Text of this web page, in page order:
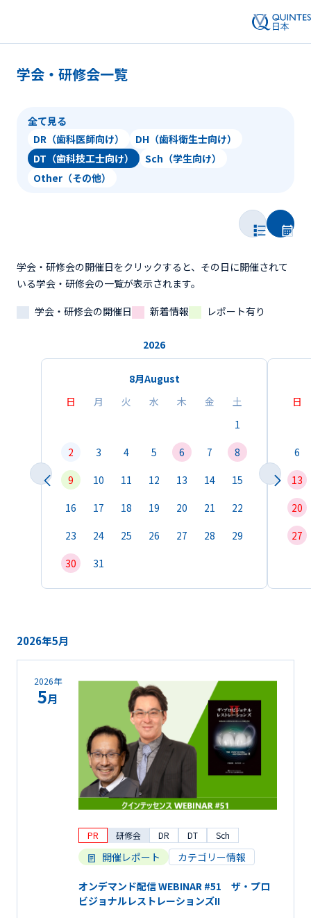
学会・研修会一覧
全て見る
DR（歯科医師向け）
DH（歯科衛生士向け）
DT（歯科技工士向け）
Sch（学生向け）
Other（その他）
学会・研修会の開催日をクリックすると、その日に開催されて
いる学会・研修会の一覧が表示されます。
学会・研修会の開催日
新着情報 レポート有り
2026
8月August
日
月 火 水 木 金
土
1
2
3 4 5 6 7
8
9
10 11 12 13 14
15
16
17 18 19 20 21
22
23
24 25 26 27 28
29
30
31
日
6
13
20
27
2026年5月
2026年
5月
PR 研修会 DR DT Sch
開催レポート カテゴリー情報
オンデマンド配信 WEBINAR #51 ザ・プロ
ビジョナルレストレーションズII